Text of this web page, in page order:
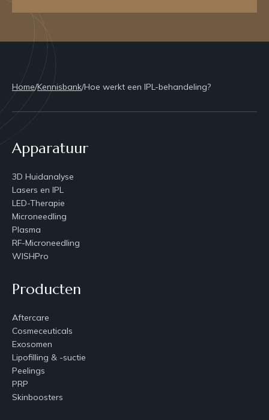
Home/Kennisbank/Hoe werkt een IPL-behandeling?
Apparatuur
3D Huidanalyse
Lasers en IPL
LED-Therapie
Microneedling
Plasma
RF-Microneedling
WISHPro
Producten
Aftercare
Cosmeceuticals
Exosomen
Lipofilling & -suctie
Peelings
PRP
Skinboosters